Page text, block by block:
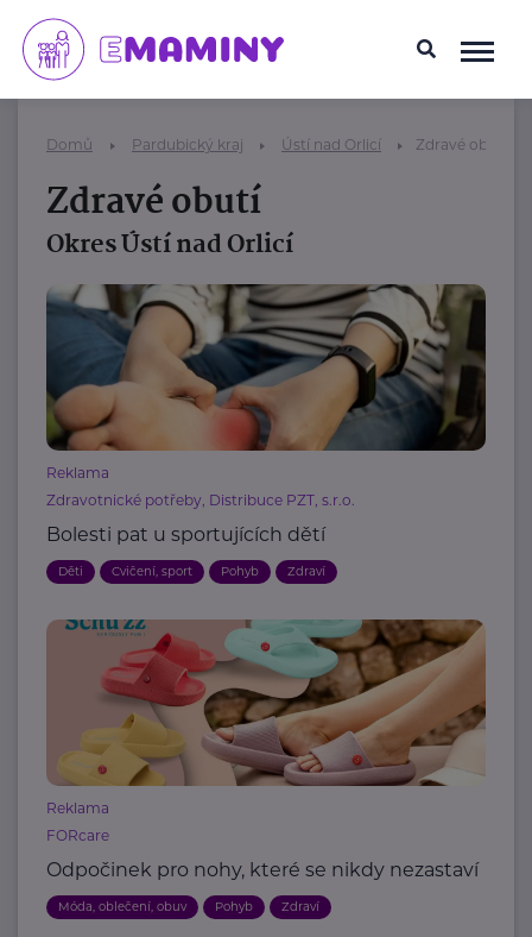
Domů Pardubický kraj Ústí nad Orlicí Zdravé obutí
Zdravé obutí
Okres Ústí nad Orlicí
Reklama
Zdravotnické potřeby, Distribuce PZT, s.r.o.
Bolesti pat u sportujících dětí
Děti Cvičení, sport Pohyb Zdraví
Reklama
FORcare
Odpočinek pro nohy, které se nikdy nezastaví
Móda, oblečení, obuv Pohyb Zdraví